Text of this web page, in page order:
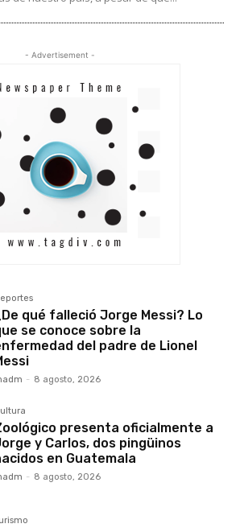
- Advertisement -
qué falleció Jorge Messi? Lo
se conoce sobre la
del padre de Lionel
- 8 agosto, 2026
presenta oficialmente a
y Carlos, dos pingüinos
en Guatemala
- 8 agosto, 2026